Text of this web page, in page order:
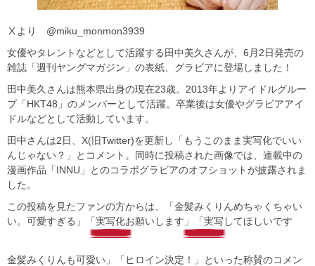
Ⅹより @miku_monmon3939
女優やタレントなどとして活躍する田中美久さんが、6月2日発売の
雑誌「週刊ヤングマガジン」の表紙、グラビアに登場しました！
田中美久さんは熊本県出身の現在23歳。2013年よりアイドルグルー
プ「HKT48」のメンバーとして活躍。卒業後は女優やグラビアアイ
ドルなどとして活動しています。
田中さんは2日、X(旧Twitter)を更新し「もうこのまま実写化でいい
んじゃない？」とコメント。同時に投稿された画像では、連載中の
漫画作品「INNU」とのコラボグラビアのオフショットが披露されま
した。
この投稿を見たファンの方からは、「金髪みくりんめちゃくちゃい
い。可愛すぎる」「実写化お願いします」「実写してほしいです
︎金髪みくりんも可愛い」「ヒロイン決定！」といった称賛のコメン